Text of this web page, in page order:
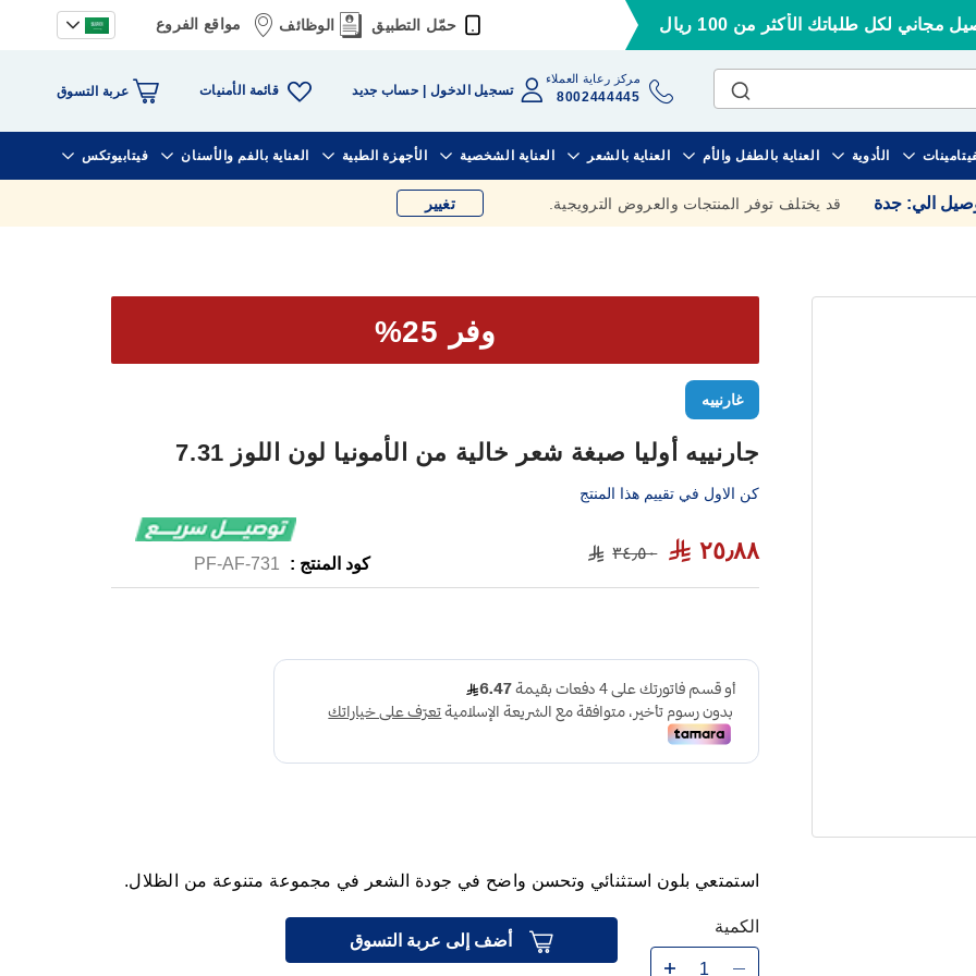
مجاني لكل طلباتك الأكثر من 100 ريال حمّل التطبيق الوظائف مواقع الفروع
مركز رعاية العملاء
8002444445 تسجيل الدخول حساب جديد قائمة الأمنيات عربة التسوق
الأدوية العناية بالطفل والأم العناية بالشعر العناية الشخصية الأجهزة الطبية العناية بالفم والأسنان فيتابيوتكس
الي: جدة قد يختلف توفر المنتجات والعروض الترويجية. تغيير
وفر 25%
غارنييه
جارنييه أوليا صبغة شعر خالية من الأمونيا لون اللوز 7.31
كن الاول في تقييم هذا المنتج
٢٥٫٨٨ ٣٤٫٥٠
كود المنتج : PF-AF-731
استمتعي بلون استثنائي وتحسن واضح في جودة الشعر في مجموعة متنوعة من الظلال.
الكمية
أضف إلى عربة التسوق